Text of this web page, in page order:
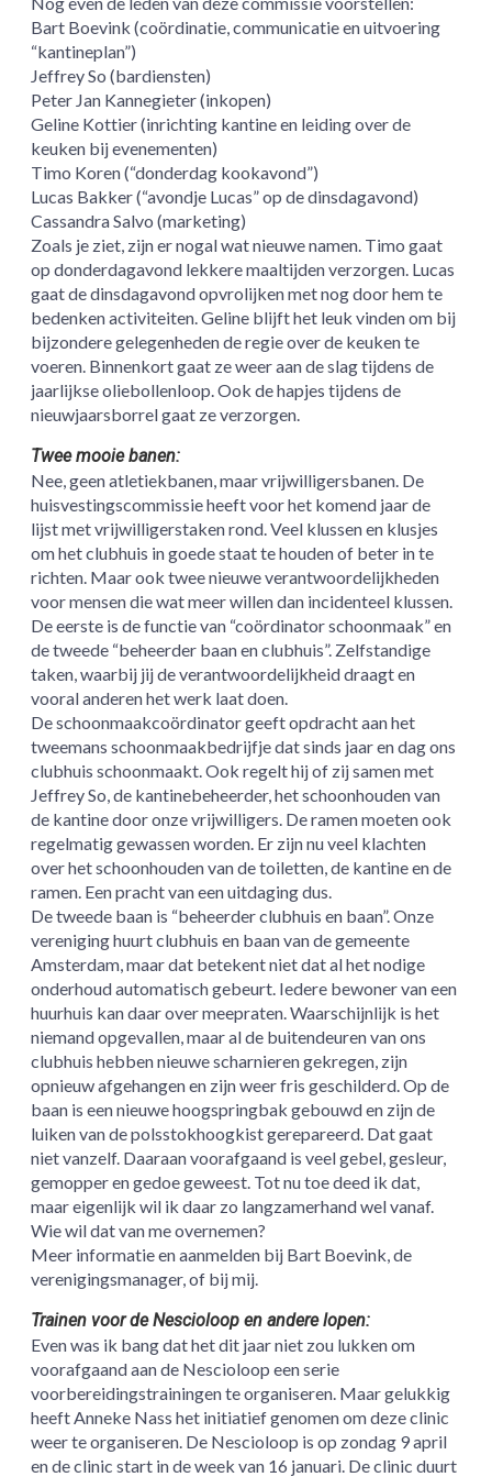
Bart Boevink (coördinatie, communicatie en uitvoering
“kantineplan”)
Jeffrey So (bardiensten)
Peter Jan Kannegieter (inkopen)
Geline Kottier (inrichting kantine en leiding over de
keuken bij evenementen)
Timo Koren (“donderdag kookavond”)
Lucas Bakker (“avondje Lucas” op de dinsdagavond)
Cassandra Salvo (marketing)
Zoals je ziet, zijn er nogal wat nieuwe namen. Timo gaat
op donderdagavond lekkere maaltijden verzorgen. Lucas
gaat de dinsdagavond opvrolijken met nog door hem te
bedenken activiteiten. Geline blijft het leuk vinden om bij
bijzondere gelegenheden de regie over de keuken te
voeren. Binnenkort gaat ze weer aan de slag tijdens de
jaarlijkse oliebollenloop. Ook de hapjes tijdens de
nieuwjaarsborrel gaat ze verzorgen.
Twee mooie banen:
Nee, geen atletiekbanen, maar vrijwilligersbanen. De
huisvestingscommissie heeft voor het komend jaar de
lijst met vrijwilligerstaken rond. Veel klussen en klusjes
om het clubhuis in goede staat te houden of beter in te
richten. Maar ook twee nieuwe verantwoordelijkheden
voor mensen die wat meer willen dan incidenteel klussen.
De eerste is de functie van “coördinator schoonmaak” en
de tweede “beheerder baan en clubhuis”. Zelfstandige
taken, waarbij jij de verantwoordelijkheid draagt en
vooral anderen het werk laat doen.
De schoonmaakcoördinator geeft opdracht aan het
tweemans schoonmaakbedrijfje dat sinds jaar en dag ons
clubhuis schoonmaakt. Ook regelt hij of zij samen met
Jeffrey So, de kantinebeheerder, het schoonhouden van
de kantine door onze vrijwilligers. De ramen moeten ook
regelmatig gewassen worden. Er zijn nu veel klachten
over het schoonhouden van de toiletten, de kantine en de
ramen. Een pracht van een uitdaging dus.
De tweede baan is “beheerder clubhuis en baan”. Onze
vereniging huurt clubhuis en baan van de gemeente
Amsterdam, maar dat betekent niet dat al het nodige
onderhoud automatisch gebeurt. Iedere bewoner van een
huurhuis kan daar over meepraten. Waarschijnlijk is het
niemand opgevallen, maar al de buitendeuren van ons
clubhuis hebben nieuwe scharnieren gekregen, zijn
opnieuw afgehangen en zijn weer fris geschilderd. Op de
baan is een nieuwe hoogspringbak gebouwd en zijn de
luiken van de polsstokhoogkist gerepareerd. Dat gaat
niet vanzelf. Daaraan voorafgaand is veel gebel, gesleur,
gemopper en gedoe geweest. Tot nu toe deed ik dat,
maar eigenlijk wil ik daar zo langzamerhand wel vanaf.
Wie wil dat van me overnemen?
Meer informatie en aanmelden bij Bart Boevink, de
verenigingsmanager, of bij mij.
Trainen voor de Nescioloop en andere lopen:
Even was ik bang dat het dit jaar niet zou lukken om
voorafgaand aan de Nescioloop een serie
voorbereidingstrainingen te organiseren. Maar gelukkig
heeft Anneke Nass het initiatief genomen om deze clinic
weer te organiseren. De Nescioloop is op zondag 9 april
en de clinic start in de week van 16 januari. De clinic duurt